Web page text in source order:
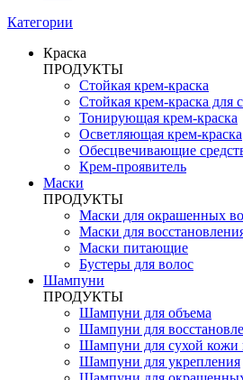
Категории
Краска
ПРОДУКТЫ
Стойкая крем-краска
Стойкая крем-краска для
Тонирующая крем-краска
Осветляющая крем-краска
Обесцвечивающие
Крем-проявитель
Маски
ПРОДУКТЫ
Маски для окрашенных
Маски для
Маски питающие
Бустеры для волос
Шампуни
ПРОДУКТЫ
Шампуни для объема
Шампуни для
Шампуни для сухой кожи
Шампуни для укрепления